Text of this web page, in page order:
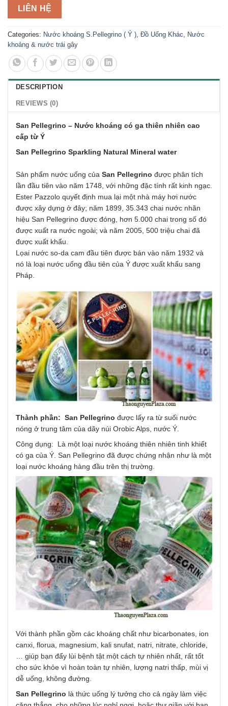
LIÊN HỆ
Categories: Nước khoáng S.Pellegrino ( Ý ) Đồ Uống Khác
Nước
khoảng & nước trái gây
DESCRIPTION
REVIEWS (0)
San Pellegrino – Nước khoáng có ga thiên nhiên cao
cấp từ Ý
San Pellegrino Sparkling Natural Mineral water
Sản phẩm nước uống của San Pellegrino được phân tích
lần đầu tiên vào năm 1748, với những đặc tính rất kinh ngạc.
Ester Pazzolo quyết định mua lại một nhà máy hơi nước
được xây dựng ở đây; năm 1899, 35.343 chai nước nhãn
hiệu San Pellegrino được đóng, hơn 5.000 chai trong số đó
được xuất ra nước ngoài; và năm 2005, 500 triệu chai đã
được xuất khẩu.
Lọai nước so-da cam đầu tiên được bán vào năm 1932 và
nó là loại nước uống đầu tiên của Ý được xuất khẩu sang
Pháp.
Thành phần: San Pellegrino được lấy ra từ suối nước
nóng ở trung tâm của dãy núi Orobic Alps, nước Ý.
Công dụng: Là một loại nước khoáng thiên nhiên tinh khiết
có ga của Ý. San Pellegrino đã được chứng nhận như là một
loại nước khoáng hàng đầu trên thị trường.
Với thành phần gồm các khoáng chất như bicarbonates, ion
canxi, florua, magnesium, kali snufat, natri, nitrate, chloride,
… giúp bạn đẩy lùi bệnh tật một cách tự nhiên nhất, rất tốt
cho sức khỏe vì hoàn toàn tự nhiên, lượng natri thấp, mùi vị
dễ uống, không đường.
San Pellegrino là thức uống lý tưởng cho cả ngày làm việc